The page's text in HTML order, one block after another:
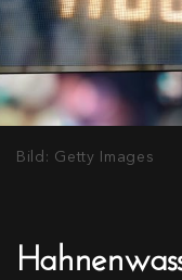
Bild: Getty Images